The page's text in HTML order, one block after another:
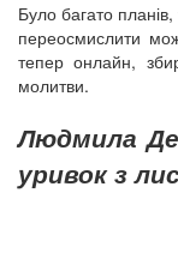
Було багато
переосмислити
тепер онлайн,
молитви.
Людмила
уривок з